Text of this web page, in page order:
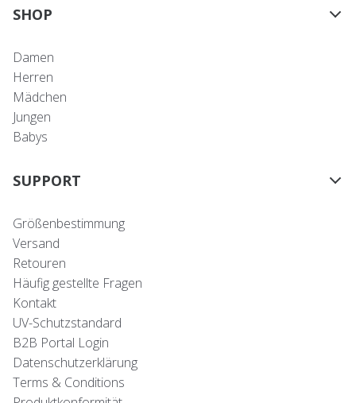
SHOP
Damen
Herren
Mädchen
Jungen
Babys
SUPPORT
Größenbestimmung
Versand
Retouren
Häufig gestellte Fragen
Kontakt
UV-Schutzstandard
B2B Portal Login
Datenschutzerklärung
Terms & Conditions